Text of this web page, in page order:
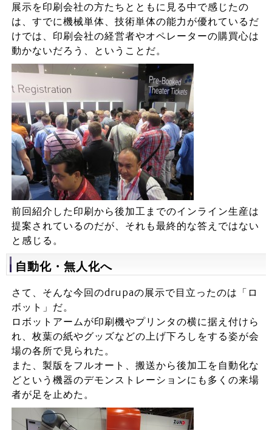
展示を印刷会社の方たちとともに見る中で感じたの
は、すでに機械単体、技術単体の能力が優れているだ
けでは、印刷会社の経営者やオペレーターの購買心は
動かないだろう、ということだ。
前回紹介した印刷から後加工までのインライン生産は
提案されているのだが、それも最終的な答えではない
と感じる。
自動化・無人化へ
さて、そんな今回のdrupaの展示で目立ったのは「ロ
ボット」だ。
ロボットアームが印刷機やプリンタの横に据え付けら
れ、枚葉の紙やグッズなどの上げ下ろしをする姿が会
場の各所で見られた。
また、製版をフルオート、搬送から後加工を自動化な
どという機器のデモンストレーションにも多くの来場
者が足を止めた。